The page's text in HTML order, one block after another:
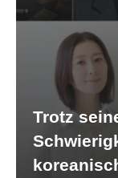
Trotz